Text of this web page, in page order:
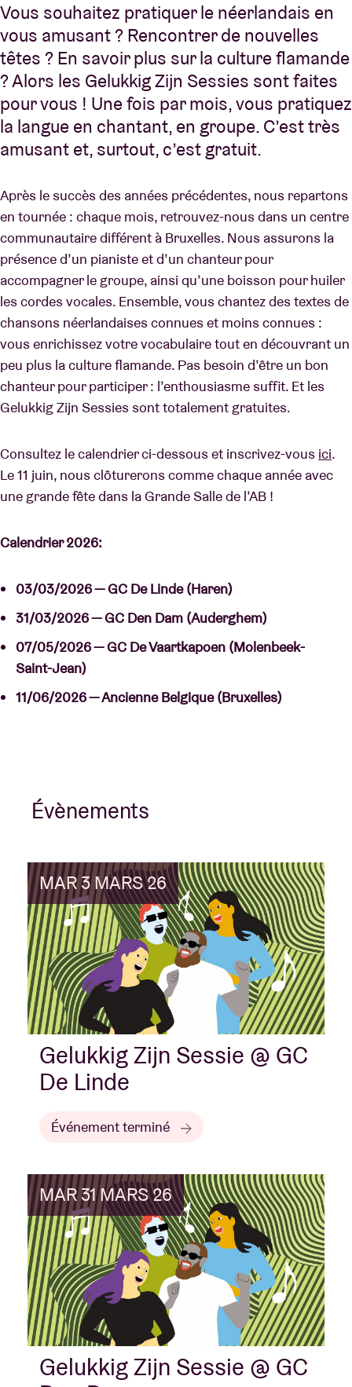
Vous souhaitez pratiquer le néerlandais en
vous amusant ? Rencontrer de nouvelles
têtes ? En savoir plus sur la culture flamande
? Alors les Gelukkig Zijn Sessies sont faites
pour vous ! Une fois par mois, vous pratiquez
la langue en chantant, en groupe. C’est très
amusant et, surtout, c’est gratuit.
Après le succès des années précédentes, nous repartons
en tournée : chaque mois, retrouvez-nous dans un centre
communautaire différent à Bruxelles. Nous assurons la
présence d’un pianiste et d’un chanteur pour
accompagner le groupe, ainsi qu’une boisson pour huiler
les cordes vocales. Ensemble, vous chantez des textes de
chansons néerlandaises connues et moins connues :
vous enrichissez votre vocabulaire tout en découvrant un
peu plus la culture flamande. Pas besoin d’être un bon
chanteur pour participer : l’enthousiasme suffit. Et les
Gelukkig Zijn Sessies sont totalement gratuites.
Consultez le calendrier ci-dessous et inscrivez-vous ici.
Le 11 juin, nous clôturerons comme chaque année avec
une grande fête dans la Grande Salle de l’AB !
Calendrier 2026:
03/03/2026 — GC De Linde (Haren)
31/03/2026 — GC Den Dam (Auderghem)
07/05/2026 — GC De Vaartkapoen (Molenbeek-
Saint-Jean)
11/06/2026 — Ancienne Belgique (Bruxelles)
Évènements
MAR 3 MARS 26
Gelukkig Zijn Sessie @ GC
De Linde
Événement terminé
MAR 31 MARS 26
Gelukkig Zijn Sessie @ GC